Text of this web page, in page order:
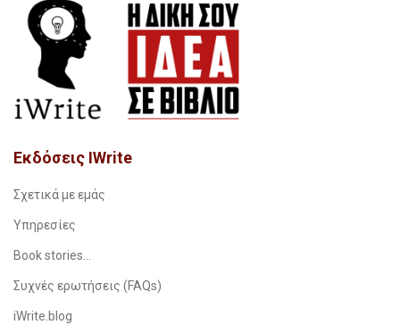
Εκδόσεις IWrite
Σχετικά με εμάς
Υπηρεσίες
Book stories…
Συχνές ερωτήσεις (FAQs)
iWrite.blog